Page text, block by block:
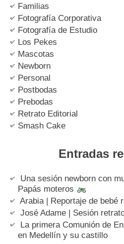
Familias
Fotografía Corporativa
Fotografía de Estudio
Los Pekes
Mascotas
Newborn
Personal
Postbodas
Prebodas
Retrato Editorial
Smash Cake
Entradas
Una sesión newborn con
Papás moteros
Arabia | Reportaje de bebé
José Adame | Sesión
La primera Comunión de
en Medellín y su castillo